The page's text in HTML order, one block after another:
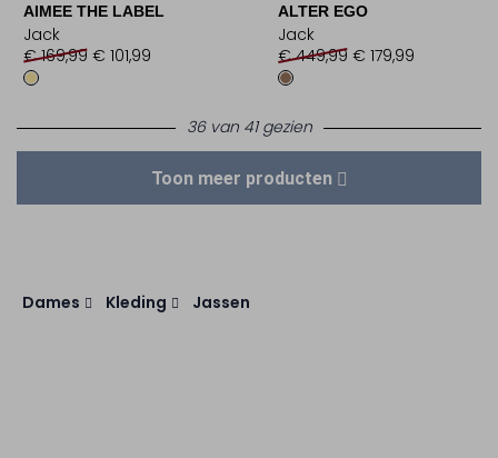
AIMEE THE LABEL
Jack
€ 169,99 € 101,99
ALTER EGO
Jack
€ 449,99 € 179,99
36 van 41 gezien
Toon meer producten
Dames Kleding Jassen